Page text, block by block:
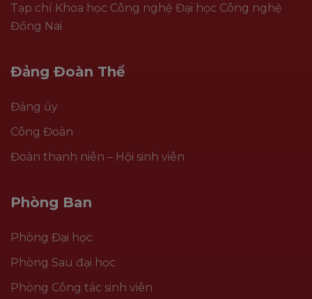
Tạp chí Khoa học Công nghệ Đại học Công nghệ
Đồng Nai
Đảng Đoàn Thể
Đảng ủy
Công Đoàn
Đoàn thanh niên – Hội sinh viên
Phòng Ban
Phòng Đại học
Phòng Sau đại học
Phòng Công tác sinh viên